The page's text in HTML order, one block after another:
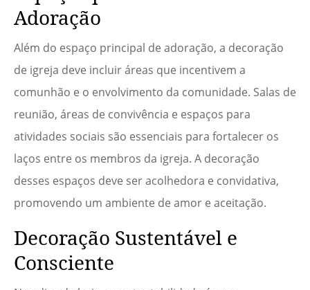
Adoração
Além do espaço principal de adoração, a decoração
de igreja deve incluir áreas que incentivem a
comunhão e o envolvimento da comunidade. Salas de
reunião, áreas de convivência e espaços para
atividades sociais são essenciais para fortalecer os
laços entre os membros da igreja. A decoração
desses espaços deve ser acolhedora e convidativa,
promovendo um ambiente de amor e aceitação.
Decoração Sustentável e
Consciente